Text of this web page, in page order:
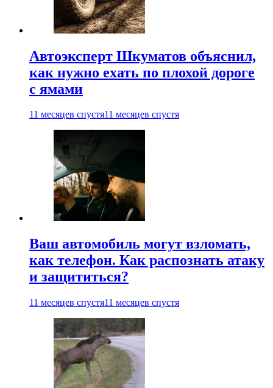
Автоэксперт Шкуматов объяснил,
как нужно ехать по плохой дороге
с ямами
11 месяцев спустя11 месяцев спустя
Ваш автомобиль могут взломать,
как телефон. Как распознать атаку
и защититься?
11 месяцев спустя11 месяцев спустя